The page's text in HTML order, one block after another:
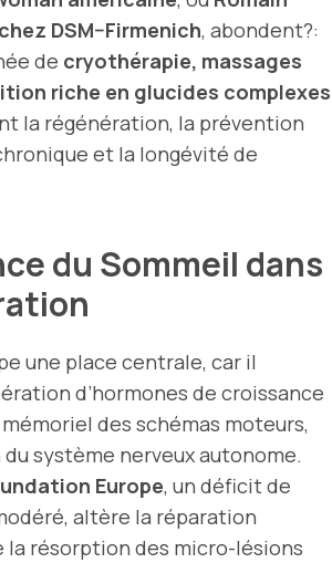
DSM–Firmenich, abondent?:
de cryothérapie, massages
riche en glucides complexes
la régénération, la prévention
et la longévité de
du Sommeil dans
une place centrale, car il
d’hormones de croissance
des schémas moteurs,
système nerveux autonome.
Europe, un déficit de
altère la réparation
résorption des micro-lésions